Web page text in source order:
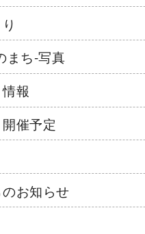
まち-写真
報
催予定
お知らせ